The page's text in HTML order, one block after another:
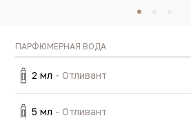
ПАРФЮМЕРНАЯ ВОДА
2 мл - Отливант
5 мл - Отливант